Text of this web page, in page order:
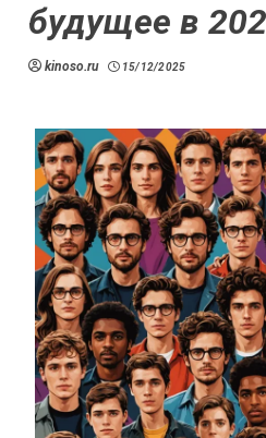
будущее в
kinoso.ru 15/12/2025